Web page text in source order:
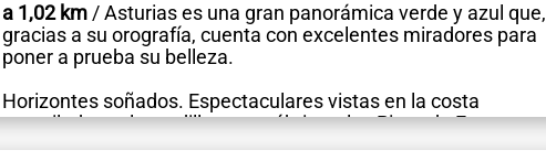
a 1,02 km/ Asturias es una gran panorámica verde y azul que,
gracias a su orografía, cuenta con excelentes miradores para
poner a prueba su belleza.
Horizontes soñados. Espectaculares vistas en la costa
acantilada, en la cordillera cantábrica y los Picos de Europa.
Miradores a...